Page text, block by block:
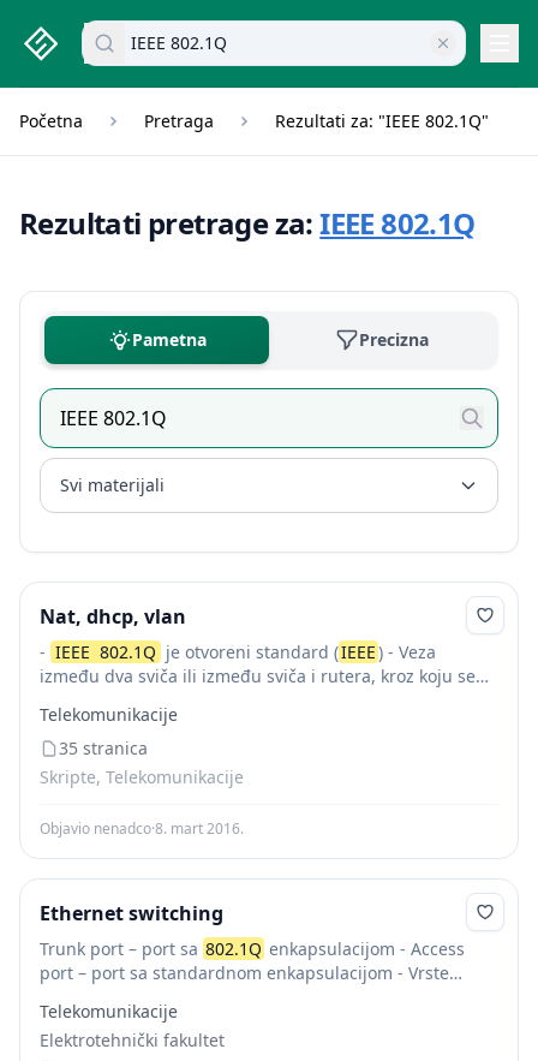
studenti.rs home page
Pretraži dokumente
Početna Pretraga Rezultati za: "IEEE 802.1Q"
Rezultati pretrage za:IEEE 802.1Q
Pametna Precizna
Svi materijali
Nat, dhcp, vlan
- IEEE 802.1Q je otvoreni standard (IEEE) - Veza
između dva sviča ili između sviča i rutera, kroz koju se
802.1Qenkapsujacijom -...
Telekomunikacije
35 stranica
Skripte, Telekomunikacije
Objavio nenadco·8. mart 2016.
Ethernet switching
Trunk port – port sa 802.1Q enkapsulacijom - Access
port – port sa standardnom enkapsulacijom - Vrste
ETF, Katedra za...
Telekomunikacije
Elektrotehnički fakultet